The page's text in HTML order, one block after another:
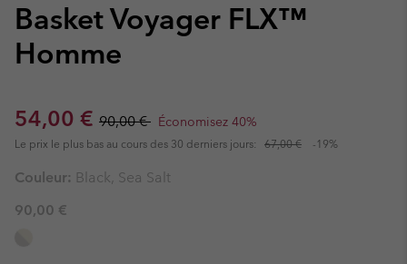
Basket Voyager FLX™
Homme
Sale price:
54,00 € Regular price:
90,00 € Économisez 40%
Le prix le plus bas au cours des 30 derniers jours: 67,00 € -19%
Couleur: Black, Sea Salt
90,00 €